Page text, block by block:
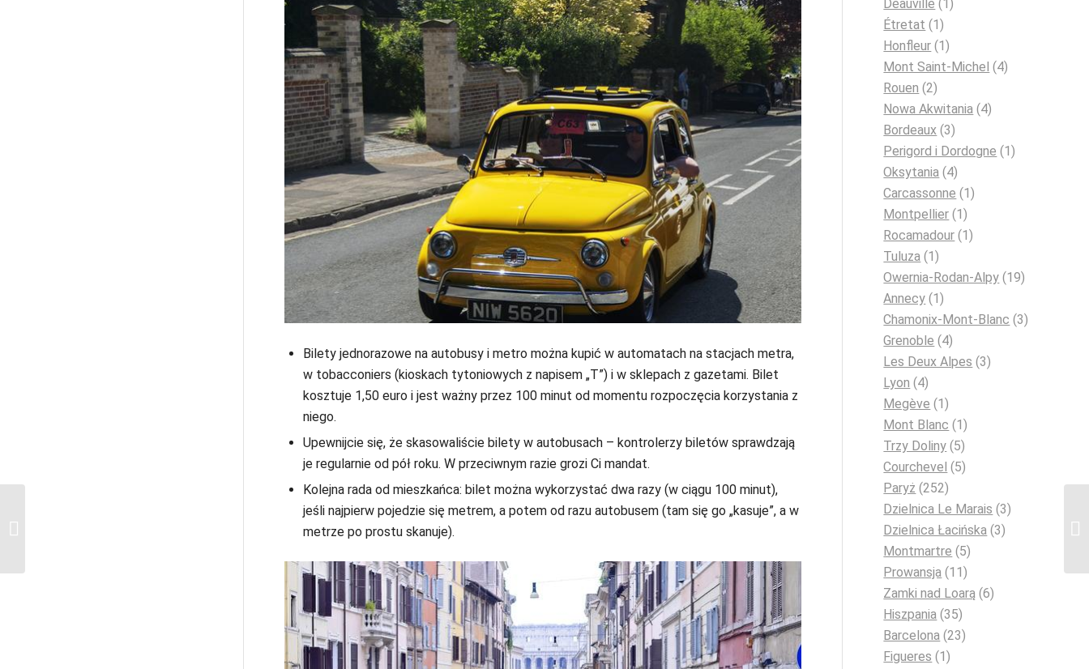
Bilety jednorazowe na autobusy i metro można kupić w automatach na stacjach metra,
w tobacconiers (kioskach tytoniowych z napisem „T”) i w sklepach z gazetami. Bilet
kosztuje 1,50 euro i jest ważny przez 100 minut od momentu rozpoczęcia korzystania z
niego.
Upewnijcie się, że skasowaliście bilety w autobusach – kontrolerzy biletów sprawdzają
je regularnie od pół roku. W przeciwnym razie grozi Ci mandat.
Kolejna rada od mieszkańca: bilet można wykorzystać dwa razy (w ciągu 100 minut),
jeśli najpierw pojedzie się metrem, a potem od razu autobusem (tam się go „kasuje”, a w
metrze po prostu skanuje).
Deauville (1)
Étretat (1)
Honfleur (1)
Mont Saint-Michel (4)
Rouen (2)
Nowa Akwitania (4)
Bordeaux (3)
Perigord i Dordogne (1)
Oksytania (4)
Carcassonne (1)
Montpellier (1)
Rocamadour (1)
Tuluza (1)
Owernia-Rodan-Alpy (19)
Annecy (1)
Chamonix-Mont-Blanc (3)
Grenoble (4)
Les Deux Alpes (3)
Lyon (4)
Megève (1)
Mont Blanc (1)
Trzy Doliny (5)
Courchevel (5)
Paryż (252)
Dzielnica Le Marais (3)
Dzielnica Łacińska (3)
Montmartre (5)
Prowansja (11)
Zamki nad Loarą (6)
Hiszpania (35)
Barcelona (23)
Figueres (1)